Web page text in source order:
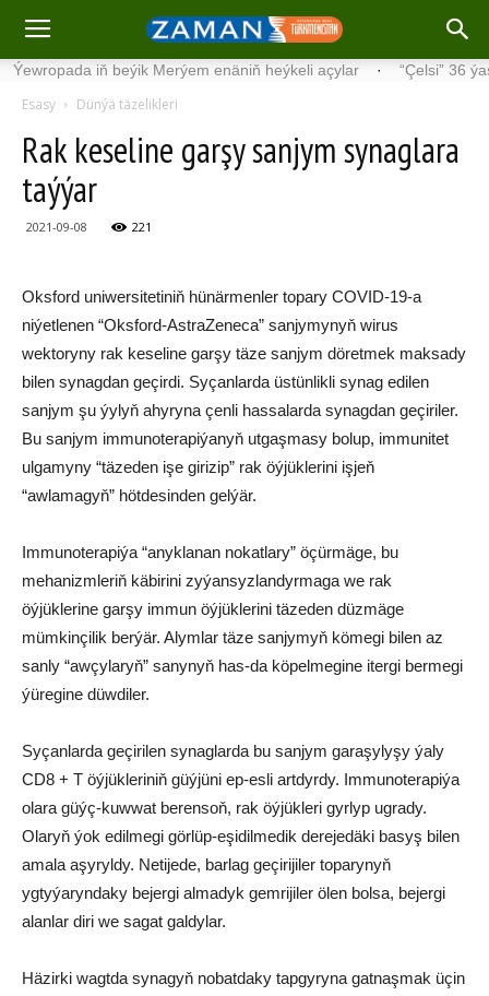
iň beýik Merýem enäniň heýkeli açylar · “Çelsi” 36
Esasy Dünýä täzelikleri
Rak keseline garşy sanjym synaglara
taýýar
2021-09-08 221
Oksford uniwersitetiniň hünärmenler topary COVID-19-a
niýetlenen “Oksford-AstraZeneca” sanjymynyň wirus
wektoryny rak keseline garşy täze sanjym döretmek maksady
bilen synagdan geçirdi. Syçanlarda üstünlikli synag edilen
sanjym şu ýylyň ahyryna çenli hassalarda synagdan geçiriler.
Bu sanjym immunoterapiýanyň utgaşmasy bolup, immunitet
ulgamyny “täzeden işe girizip” rak öýjüklerini işjeň
“awlamagyň” hötdesinden gelýär.
Immunoterapiýa “anyklanan nokatlary” öçürmäge, bu
mehanizmleriň käbirini zyýansyzlandyrmaga we rak
öýjüklerine garşy immun öýjüklerini täzeden düzmäge
mümkinçilik berýär. Alymlar täze sanjymyň kömegi bilen az
sanly “awçylaryň” sanynyň has-da köpelmegine itergi bermegi
ýüregine düwdiler.
Syçanlarda geçirilen synaglarda bu sanjym garaşylyşy ýaly
CD8 + T öýjükleriniň güýjüni ep-esli artdyrdy. Immunoterapiýa
olara güýç-kuwwat berensoň, rak öýjükleri gyrlyp ugrady.
Olaryň ýok edilmegi görlüp-eşidilmedik derejedäki basyş bilen
amala aşyryldy. Netijede, barlag geçirijiler toparynyň
ygtyýaryndaky bejergi almadyk gemrijiler ölen bolsa, bejergi
alanlar diri we sagat galdylar.
Häzirki wagtda synagyň nobatdaky tapgyryna gatnaşmak üçin